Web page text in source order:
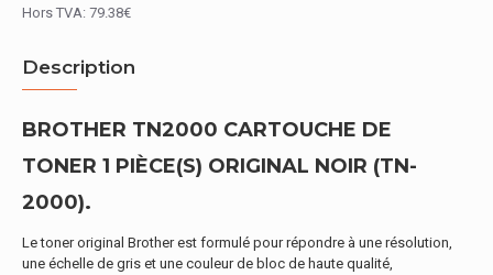
Hors TVA: 79.38€
Description
BROTHER TN2000 CARTOUCHE DE
TONER 1 PIÈCE(S) ORIGINAL NOIR (TN-
2000).
Le toner original Brother est formulé pour répondre à une résolution,
une échelle de gris et une couleur de bloc de haute qualité,